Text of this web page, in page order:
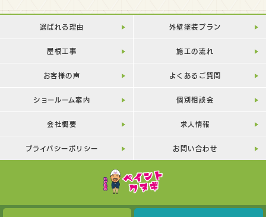
選ばれる理由 外壁塗装プラン
屋根工事 施工の流れ
お客様の声 よくあるご質問
ショールーム案内 個別相談会
会社概要 求人情報
プライバシーポリシー お問い合わせ